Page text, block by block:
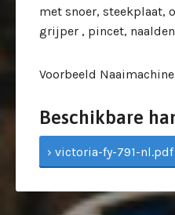
met snoer, steekplaat,
grijper , pincet,
Voorbeeld
Beschikbare
› victoria-fy-791-